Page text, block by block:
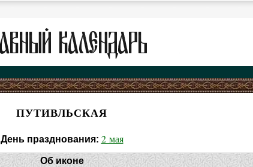
ПУТИВЛЬСКАЯ
День празднования: 2 мая
Об иконе